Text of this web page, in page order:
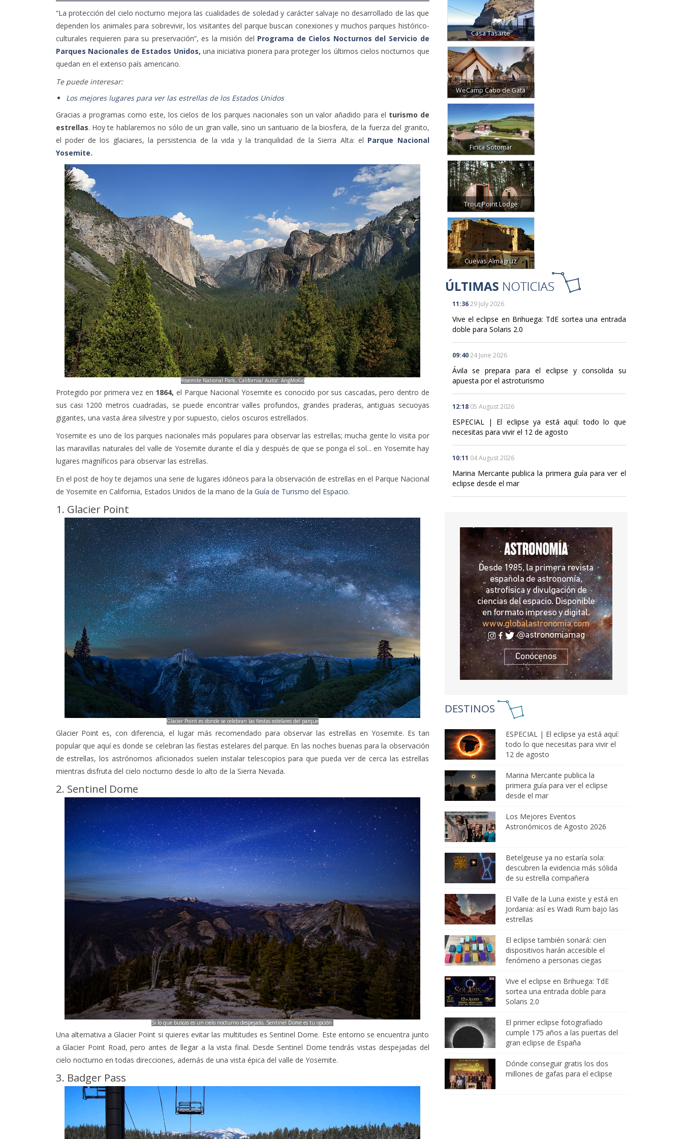
“La protección del cielo nocturno mejora las cualidades de soledad y carácter salvaje no desarrollado de las que
dependen los animales para sobrevivir, los visitantes del parque buscan conexiones y muchos parques histórico-
culturales requieren para su preservación”, es la misión del Programa de Cielos Nocturnos del Servicio de
Parques Nacionales de Estados Unidos, una iniciativa pionera para proteger los últimos cielos nocturnos que
quedan en el extenso país americano.
Te puede interesar:
Los mejores lugares para ver las estrellas de los Estados Unidos
Gracias a programas como este, los cielos de los parques nacionales son un valor añadido para el turismo de
estrellas . Hoy te hablaremos no sólo de un gran valle, sino un santuario de la biosfera, de la fuerza del granito,
el poder de los glaciares, la persistencia de la vida y la tranquilidad de la Sierra Alta: el Parque Nacional
Yosemite.
Yosemite National Park, California/ Autor: AngMoKio
Protegido por primera vez en 1864, el Parque Nacional Yosemite es conocido por sus cascadas, pero dentro de
sus casi 1200 metros cuadradas, se puede encontrar valles profundos, grandes praderas, antiguas secuoyas
gigantes, una vasta área silvestre y por supuesto, cielos oscuros estrellados.
Yosemite es uno de los parques nacionales más populares para observar las estrellas; mucha gente lo visita por
las maravillas naturales del valle de Yosemite durante el día y después de que se ponga el sol... en Yosemite hay
lugares magníficos para observar las estrellas.
En el post de hoy te dejamos una serie de lugares idóneos para la observación de estrellas en el Parque Nacional
de Yosemite en California, Estados Unidos de la mano de la Guía de Turismo del Espacio.
1. Glacier Point
Glacier Point es donde se celebran las fiestas estelares del parque
Glacier Point es, con diferencia, el lugar más recomendado para observar las estrellas en Yosemite. Es tan
popular que aquí es donde se celebran las fiestas estelares del parque. En las noches buenas para la observación
de estrellas, los astrónomos aficionados suelen instalar telescopios para que pueda ver de cerca las estrellas
mientras disfruta del cielo nocturno desde lo alto de la Sierra Nevada.
2. Sentinel Dome
Si lo que buscas es un cielo nocturno despejado, Sentinel Dome es tu opción
Una alternativa a Glacier Point si quieres evitar las multitudes es Sentinel Dome. Este entorno se encuentra junto
a Glacier Point Road, pero antes de llegar a la vista final. Desde Sentinel Dome tendrás vistas despejadas del
cielo nocturno en todas direcciones, además de una vista épica del valle de Yosemite.
3. Badger Pass
Casa Tasarte
WeCamp Cabo de Gata
Finca Sotomar
Trout Point Lodge
Cuevas Almagruz
11:36 29 July 2026
Vive el eclipse en Brihuega: TdE sortea una entrada
doble para Solaris 2.0
09:40 24 June 2026
Ávila se prepara para el eclipse y consolida su
apuesta por el astroturismo
12:18 05 August 2026
ESPECIAL | El eclipse ya está aquí: todo lo que
necesitas para vivir el 12 de agosto
10:11 04 August 2026
Marina Mercante publica la primera guía para ver el
eclipse desde el mar
DESTINOS
ESPECIAL | El eclipse ya está aquí:
todo lo que necesitas para vivir el
12 de agosto
Marina Mercante publica la
primera guía para ver el eclipse
desde el mar
Los Mejores Eventos
Astronómicos de Agosto 2026
Betelgeuse ya no estaría sola:
descubren la evidencia más sólida
de su estrella compañera
El Valle de la Luna existe y está en
Jordania: así es Wadi Rum bajo las
estrellas
El eclipse también sonará: cien
dispositivos harán accesible el
fenómeno a personas ciegas
Vive el eclipse en Brihuega: TdE
sortea una entrada doble para
Solaris 2.0
El primer eclipse fotografiado
cumple 175 años a las puertas del
gran eclipse de España
Dónde conseguir gratis los dos
millones de gafas para el eclipse